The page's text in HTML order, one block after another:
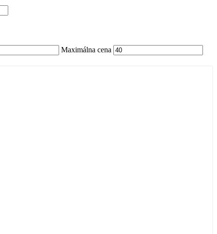
Maximálna cena